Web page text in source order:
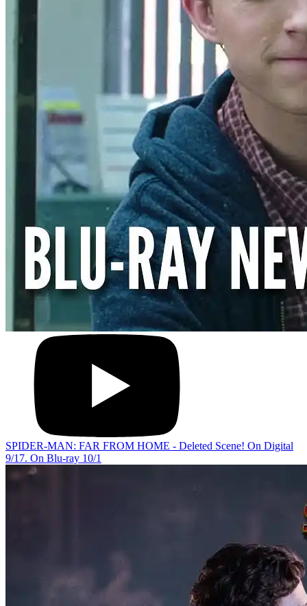
SPIDER-MAN: FAR FROM HOME - Deleted Scene! On Digital
9/17. On Blu-ray 10/1